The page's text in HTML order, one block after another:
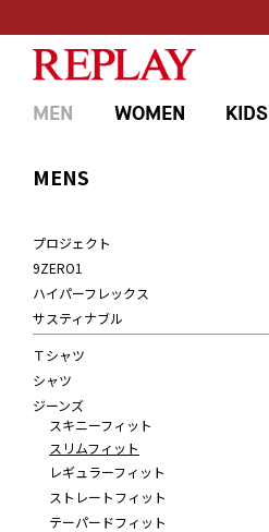
MEN WOMEN KIDS
MENS
プロジェクト
9ZERO1
ハイパーフレックス
サスティナブル
Ｔシャツ
シャツ
ジーンズ
スキニーフィット
スリムフィット
レギュラーフィット
ストレートフィット
テーパードフィット